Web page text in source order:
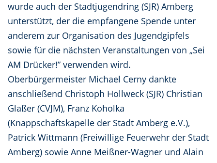
wurde auch der Stadtjugendring (SJR) Amberg
unterstützt, der die empfangene Spende unter
anderem zur Organisation des Jugendgipfels
sowie für die nächsten Veranstaltungen von „Sei
AM Drücker!” verwenden wird.
Oberbürgermeister Michael Cerny dankte
anschließend Christoph Hollweck (SJR) Christian
Glaßer (CVJM), Franz Koholka
(Knappschaftskapelle der Stadt Amberg e.V.),
Patrick Wittmann (Freiwillige Feuerwehr der Stadt
Amberg) sowie Anne Meißner-Wagner und Alain